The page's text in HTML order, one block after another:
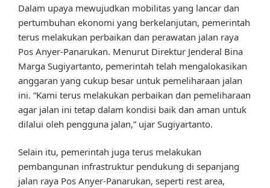
Dalam upaya mewujudkan mobilitas yang lancar dan
pertumbuhan ekonomi yang berkelanjutan, pemerintah
terus melakukan perbaikan dan perawatan jalan raya
Pos Anyer-Panarukan. Menurut Direktur Jenderal Bina
Marga Sugiyartanto, pemerintah telah mengalokasikan
anggaran yang cukup besar untuk pemeliharaan jalan
ini. “Kami terus melakukan perbaikan dan pemeliharaan
agar jalan ini tetap dalam kondisi baik dan aman untuk
dilalui oleh pengguna jalan,” ujar Sugiyartanto.
Selain itu, pemerintah juga terus melakukan
pembangunan infrastruktur pendukung di sepanjang
jalan raya Pos Anyer-Panarukan, seperti rest area,